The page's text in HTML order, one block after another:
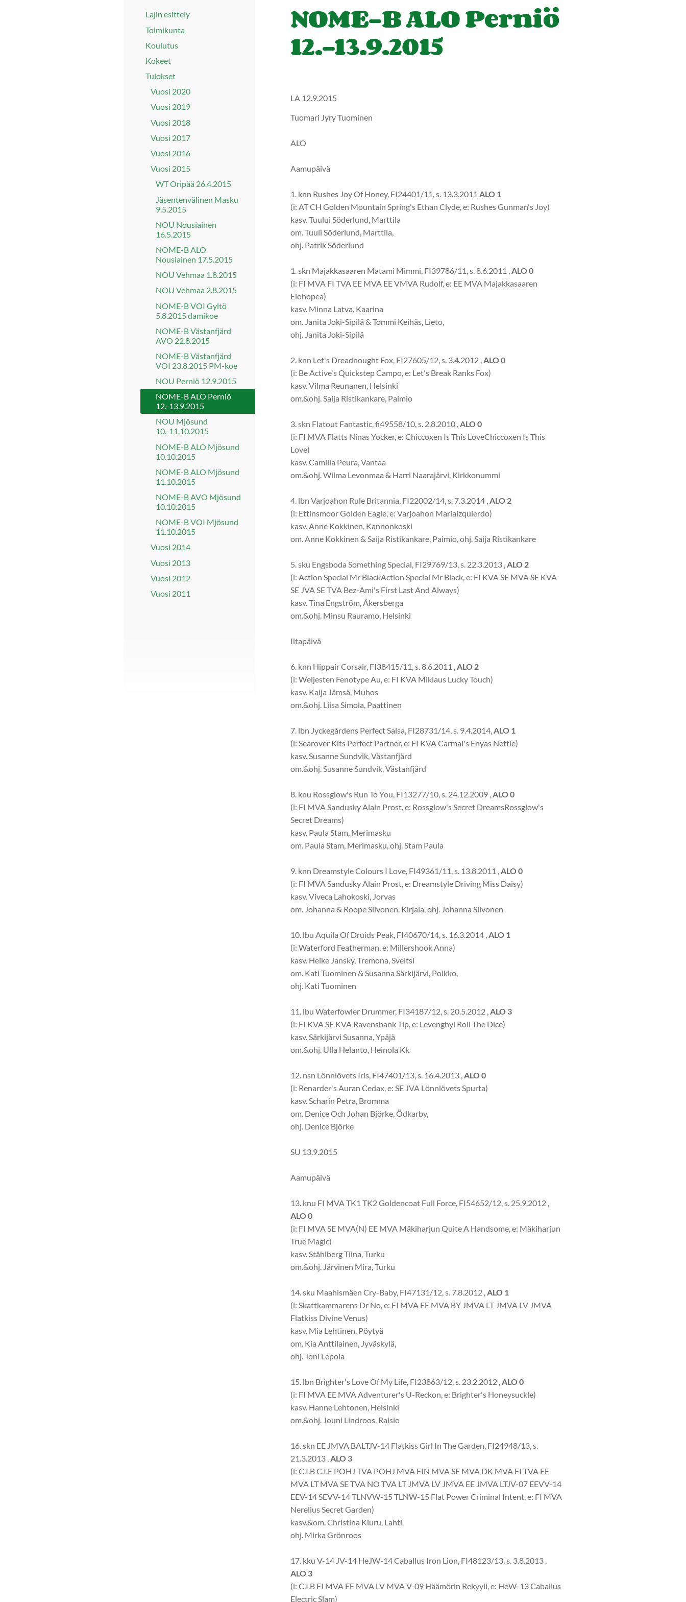
Lajin esittely
Toimikunta
Koulutus
Kokeet
Tulokset
Vuosi 2020
Vuosi 2019
Vuosi 2018
Vuosi 2017
Vuosi 2016
Vuosi 2015
WT Oripää 26.4.2015
Jäsentenvälinen Masku
9.5.2015
NOU Nousiainen
16.5.2015
NOME-B ALO
Nousiainen 17.5.2015
NOU Vehmaa 1.8.2015
NOU Vehmaa 2.8.2015
NOME-B VOI Gyltö
5.8.2015 damikoe
NOME-B Västanfjärd
AVO 22.8.2015
NOME-B Västanfjärd
VOI 23.8.2015 PM-koe
NOU Perniö 12.9.2015
NOME-B ALO Perniö
12.-13.9.2015
NOU Mjösund
10.-11.10.2015
NOME-B ALO Mjösund
10.10.2015
NOME-B ALO Mjösund
11.10.2015
NOME-B AVO Mjösund
10.10.2015
NOME-B VOI Mjösund
11.10.2015
Vuosi 2014
Vuosi 2013
Vuosi 2012
Vuosi 2011
NOME-B ALO Perniö
12.-13.9.2015
LA 12.9.2015
Tuomari Jyry Tuominen
ALO
Aamupäivä
1. knn Rushes Joy Of Honey, FI24401/11, s. 13.3.2011 ALO 1
(i: AT CH Golden Mountain Spring's Ethan Clyde, e: Rushes Gunman's Joy)
kasv. Tuului Söderlund, Marttila
om. Tuuli Söderlund, Marttila,
ohj. Patrik Söderlund
1. skn Majakkasaaren Matami Mimmi, FI39786/11, s. 8.6.2011 ,ALO 0
(i: FI MVA FI TVA EE MVA EE VMVA Rudolf, e: EE MVA Majakkasaaren
Elohopea)
kasv. Minna Latva, Kaarina
om. Janita Joki-Sipilä & Tommi Keihäs, Lieto,
ohj. Janita Joki-Sipilä
2. knn Let's Dreadnought Fox, FI27605/12, s. 3.4.2012 ,ALO 0
(i: Be Active's Quickstep Campo, e: Let's Break Ranks Fox)
kasv. Vilma Reunanen, Helsinki
om.&ohj. Saija Ristikankare, Paimio
3. skn Flatout Fantastic, fi49558/10, s. 2.8.2010 ,ALO 0
(i: FI MVA Flatts Ninas Yocker, e: Chiccoxen Is This LoveChiccoxen Is This
Love)
kasv. Camilla Peura, Vantaa
om.&ohj. Wilma Levonmaa & Harri Naarajärvi, Kirkkonummi
4. lbn Varjoahon Rule Britannia, FI22002/14, s. 7.3.2014 ,ALO 2
(i: Ettinsmoor Golden Eagle, e: Varjoahon Marìaizquierdo)
kasv. Anne Kokkinen, Kannonkoski
om. Anne Kokkinen & Saija Ristikankare, Paimio, ohj. Saija Ristikankare
5. sku Engsboda Something Special, FI29769/13, s. 22.3.2013 ,ALO 2
(i: Action Special Mr BlackAction Special Mr Black, e: FI KVA SE MVA SE KVA
SE JVA SE TVA Bez-Ami's First Last And Always)
kasv. Tina Engström, Åkersberga
om.&ohj. Minsu Rauramo, Helsinki
Iltapäivä
6. knn Hippair Corsair, FI38415/11, s. 8.6.2011 ,ALO 2
(i: Weljesten Fenotype Au, e: FI KVA Miklaus Lucky Touch)
kasv. Kaija Jämsä, Muhos
om.&ohj. Liisa Simola, Paattinen
7. lbn Jyckegårdens Perfect Salsa, FI28731/14, s. 9.4.2014,ALO 1
(i: Searover Kits Perfect Partner, e: FI KVA Carmal's Enyas Nettle)
kasv. Susanne Sundvik, Västanfjärd
om.&ohj. Susanne Sundvik, Västanfjärd
8. knu Rossglow's Run To You, FI13277/10, s. 24.12.2009 ,ALO 0
(i: FI MVA Sandusky Alain Prost, e: Rossglow's Secret DreamsRossglow's
Secret Dreams)
kasv. Paula Stam, Merimasku
om. Paula Stam, Merimasku, ohj. Stam Paula
9. knn Dreamstyle Colours I Love, FI49361/11, s. 13.8.2011 ,ALO 0
(i: FI MVA Sandusky Alain Prost, e: Dreamstyle Driving Miss Daisy)
kasv. Viveca Lahokoski, Jorvas
om. Johanna & Roope Siivonen, Kirjala, ohj. Johanna Siivonen
10. lbu Aquila Of Druids Peak, FI40670/14, s. 16.3.2014 ,ALO 1
(i: Waterford Featherman, e: Millershook Anna)
kasv. Heike Jansky, Tremona, Sveitsi
om. Kati Tuominen & Susanna Särkijärvi, Poikko,
ohj. Kati Tuominen
11. lbu Waterfowler Drummer, FI34187/12, s. 20.5.2012 ,ALO 3
(i: FI KVA SE KVA Ravensbank Tip, e: Levenghyl Roll The Dice)
kasv. Särkijärvi Susanna, Ypäjä
om.&ohj. Ulla Helanto, Heinola Kk
12. nsn Lönnlövets Iris, FI47401/13, s. 16.4.2013 ,ALO 0
(i: Renarder's Auran Cedax, e: SE JVA Lönnlövets Spurta)
kasv. Scharin Petra, Bromma
om. Denice Och Johan Björke, Ödkarby,
ohj. Denice Björke
SU 13.9.2015
Aamupäivä
13. knu FI MVA TK1 TK2 Goldencoat Full Force, FI54652/12, s. 25.9.2012 ,
ALO 0
(i: FI MVA SE MVA(N) EE MVA Mäkiharjun Quite A Handsome, e: Mäkiharjun
True Magic)
kasv. Ståhlberg Tiina, Turku
om.&ohj. Järvinen Mira, Turku
14. sku Maahismäen Cry-Baby, FI47131/12, s. 7.8.2012 ,ALO 1
(i: Skattkammarens Dr No, e: FI MVA EE MVA BY JMVA LT JMVA LV JMVA
Flatkiss Divine Venus)
kasv. Mia Lehtinen, Pöytyä
om. Kia Anttilainen, Jyväskylä,
ohj. Toni Lepola
15. lbn Brighter's Love Of My Life, FI23863/12, s. 23.2.2012 ,ALO 0
(i: FI MVA EE MVA Adventurer's U-Reckon, e: Brighter's Honeysuckle)
kasv. Hanne Lehtonen, Helsinki
om.&ohj. Jouni Lindroos, Raisio
16. skn EE JMVA BALTJV-14 Flatkiss Girl In The Garden, FI24948/13, s.
21.3.2013 ,ALO 3
(i: C.I.B C.I.E POHJ TVA POHJ MVA FIN MVA SE MVA DK MVA FI TVA EE
MVA LT MVA SE TVA NO TVA LT JMVA LV JMVA EE JMVA LTJV-07 EEVV-14
EEV-14 SEVV-14 TLNVW-15 TLNW-15 Flat Power Criminal Intent, e: FI MVA
Nerelius Secret Garden)
kasv.&om. Christina Kiuru, Lahti,
ohj. Mirka Grönroos
17. kku V-14 JV-14 HeJW-14 Caballus Iron Lion, FI48123/13, s. 3.8.2013 ,
ALO 3
(i: C.I.B FI MVA EE MVA LV MVA V-09 Häämörin Rekyyli, e: HeW-13 Caballus
Electric Slam)